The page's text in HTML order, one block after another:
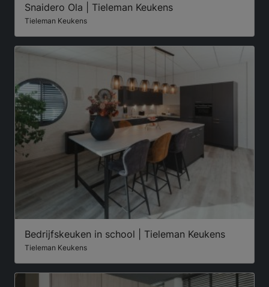
Snaidero Ola | Tieleman Keukens
Tieleman Keukens
Bedrijfskeuken in school | Tieleman Keukens
Tieleman Keukens